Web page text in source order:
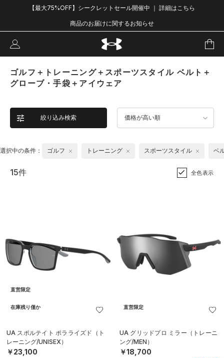
【最大75%OFF】シークレットセール開催中 ｜ 詳細はこちら
商品のお届けに関するお知らせ
ゴルフ＋トレーニング＋スポーツスタイル ベルト＋
グローブ・手袋＋アイウェア
絞り込み検索 価格が高い順
選択中の条件： ゴルフ トレーニング スポーツスタイル ベ
15件 全色表示
直営限定
在庫残り僅か
UA スポルテイト ポラライズド（ト
レーニング/UNISEX）
￥23,100
直営限定
UA グリッドプロ ミラー（トレーニ
ング/MEN）
￥18,700